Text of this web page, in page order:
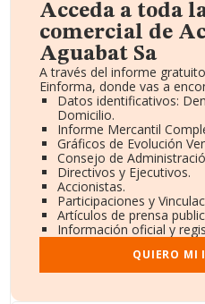
Acceda a toda
comercial de
Aguabat Sa
A través del informe
Einforma, donde vas a
Datos identificativos:
Domicilio.
Informe Mercantil
Gráficos de Evolución
Consejo de
Directivos y Ejecutivos.
Accionistas.
Participaciones y
Artículos de prensa
Información oficial y
QUIERO MI